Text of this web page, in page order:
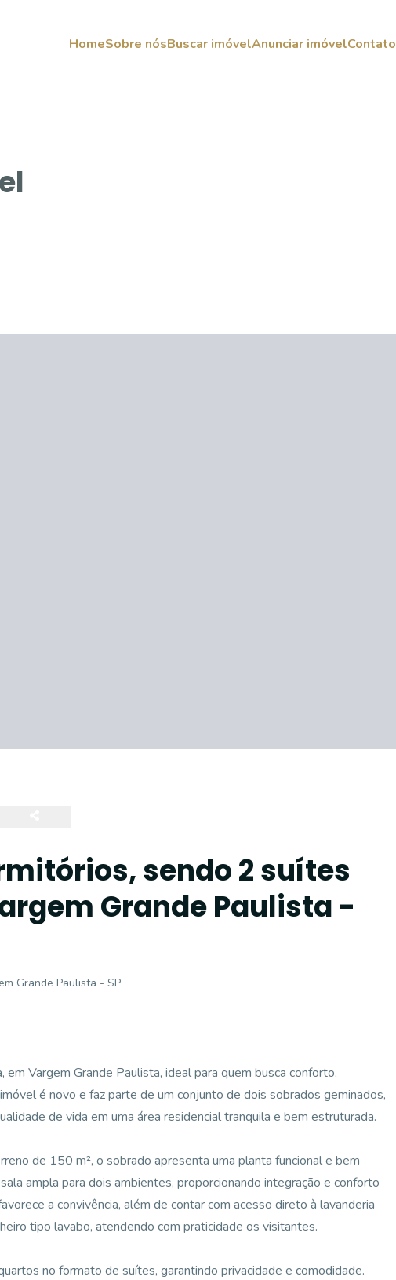
HomeSobre nósBuscar imóvelAnunciar imóvelContato
sendo 2 suítes
Grande Paulista -
Grande Paulista - SP
em Vargem Grande Paulista, ideal para quem busca conforto,
é novo e faz parte de um conjunto de dois sobrados geminados,
de vida em uma área residencial tranquila e bem estruturada.
de 150 m², o sobrado apresenta uma planta funcional e bem
ampla para dois ambientes, proporcionando integração e conforto
a convivência, além de contar com acesso direto à lavanderia
tipo lavabo, atendendo com praticidade os visitantes.
no formato de suítes, garantindo privacidade e comodidade.